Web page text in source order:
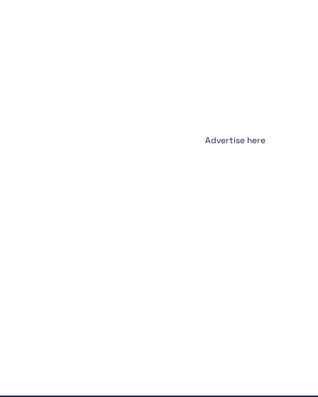
Advertise here